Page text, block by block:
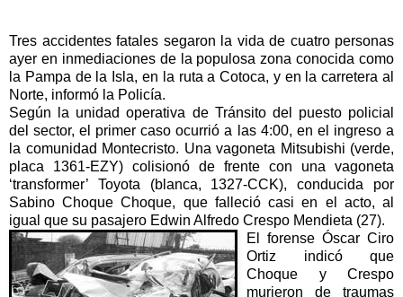
Tres accidentes fatales segaron la vida de cuatro personas
ayer en inmediaciones de la populosa zona conocida como
la Pampa de la Isla, en la ruta a Cotoca, y en la carretera al
Norte, informó la Policía.
Según la unidad operativa de Tránsito del puesto policial
del sector, el primer caso ocurrió a las 4:00, en el ingreso a
la comunidad Montecristo. Una vagoneta Mitsubishi (verde,
placa 1361-EZY) colisionó de frente con una vagoneta
‘transformer’ Toyota (blanca, 1327-CCK), conducida por
Sabino Choque Choque, que falleció casi en el acto, al
igual que su pasajero Edwin Alfredo Crespo Mendieta (27).
El forense Óscar Ciro
Ortiz indicó que
Choque y Crespo
murieron de traumas